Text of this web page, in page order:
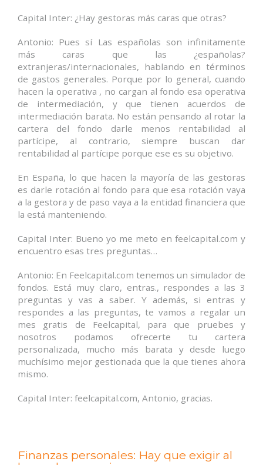
Capital Inter: ¿Hay gestoras más caras que otras?
Antonio: Pues sí Las españolas son infinitamente
más caras que las ¿españolas?
extranjeras/internacionales, hablando en términos
de gastos generales. Porque por lo general, cuando
hacen la operativa , no cargan al fondo esa operativa
de intermediación, y que tienen acuerdos de
intermediación barata. No están pensando al rotar la
cartera del fondo darle menos rentabilidad al
partícipe, al contrario, siempre buscan dar
rentabilidad al partícipe porque ese es su objetivo.
En España, lo que hacen la mayoría de las gestoras
es darle rotación al fondo para que esa rotación vaya
a la gestora y de paso vaya a la entidad financiera que
la está manteniendo.
Capital Inter: Bueno yo me meto en feelcapital.com y
encuentro esas tres preguntas…
Antonio: En Feelcapital.com tenemos un simulador de
fondos. Está muy claro, entras., respondes a las 3
preguntas y vas a saber. Y además, si entras y
respondes a las preguntas, te vamos a regalar un
mes gratis de Feelcapital, para que pruebes y
nosotros podamos ofrecerte tu cartera
personalizada, mucho más barata y desde luego
muchísimo mejor gestionada que la que tienes ahora
mismo.
Capital Inter: feelcapital.com, Antonio, gracias.
Finanzas personales: Hay que exigir al